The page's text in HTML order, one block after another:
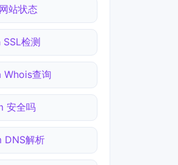
站状态
检测
查询
安全吗
解析